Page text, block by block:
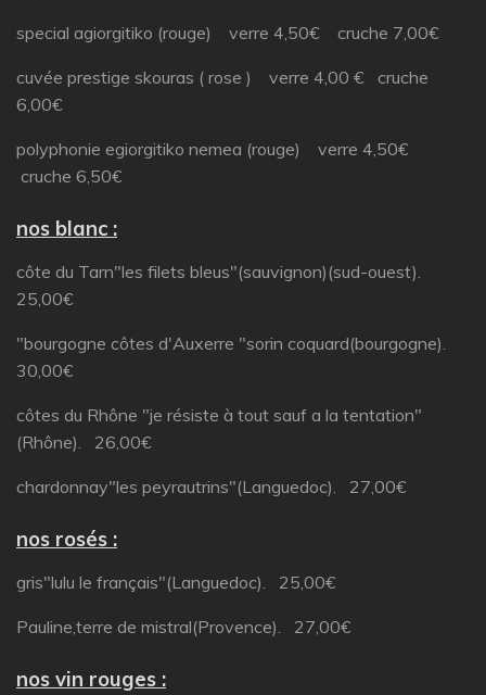
special agiorgitiko (rouge) verre 4,50€ cruche 7,00€
cuvée prestige skouras ( rose ) verre 4,00 € cruche
6,00€
polyphonie egiorgitiko nemea (rouge) verre 4,50€
cruche 6,50€
nos blanc :
côte du Tarn"les filets bleus"(sauvignon)(sud-ouest).
25,00€
"bourgogne côtes d'Auxerre "sorin coquard(bourgogne).
30,00€
côtes du Rhône "je résiste à tout sauf a la tentation"
(Rhône). 26,00€
chardonnay"les peyrautrins"(Languedoc). 27,00€
nos rosés :
gris"lulu le français"(Languedoc). 25,00€
Pauline,terre de mistral(Provence). 27,00€
nos vin rouges :